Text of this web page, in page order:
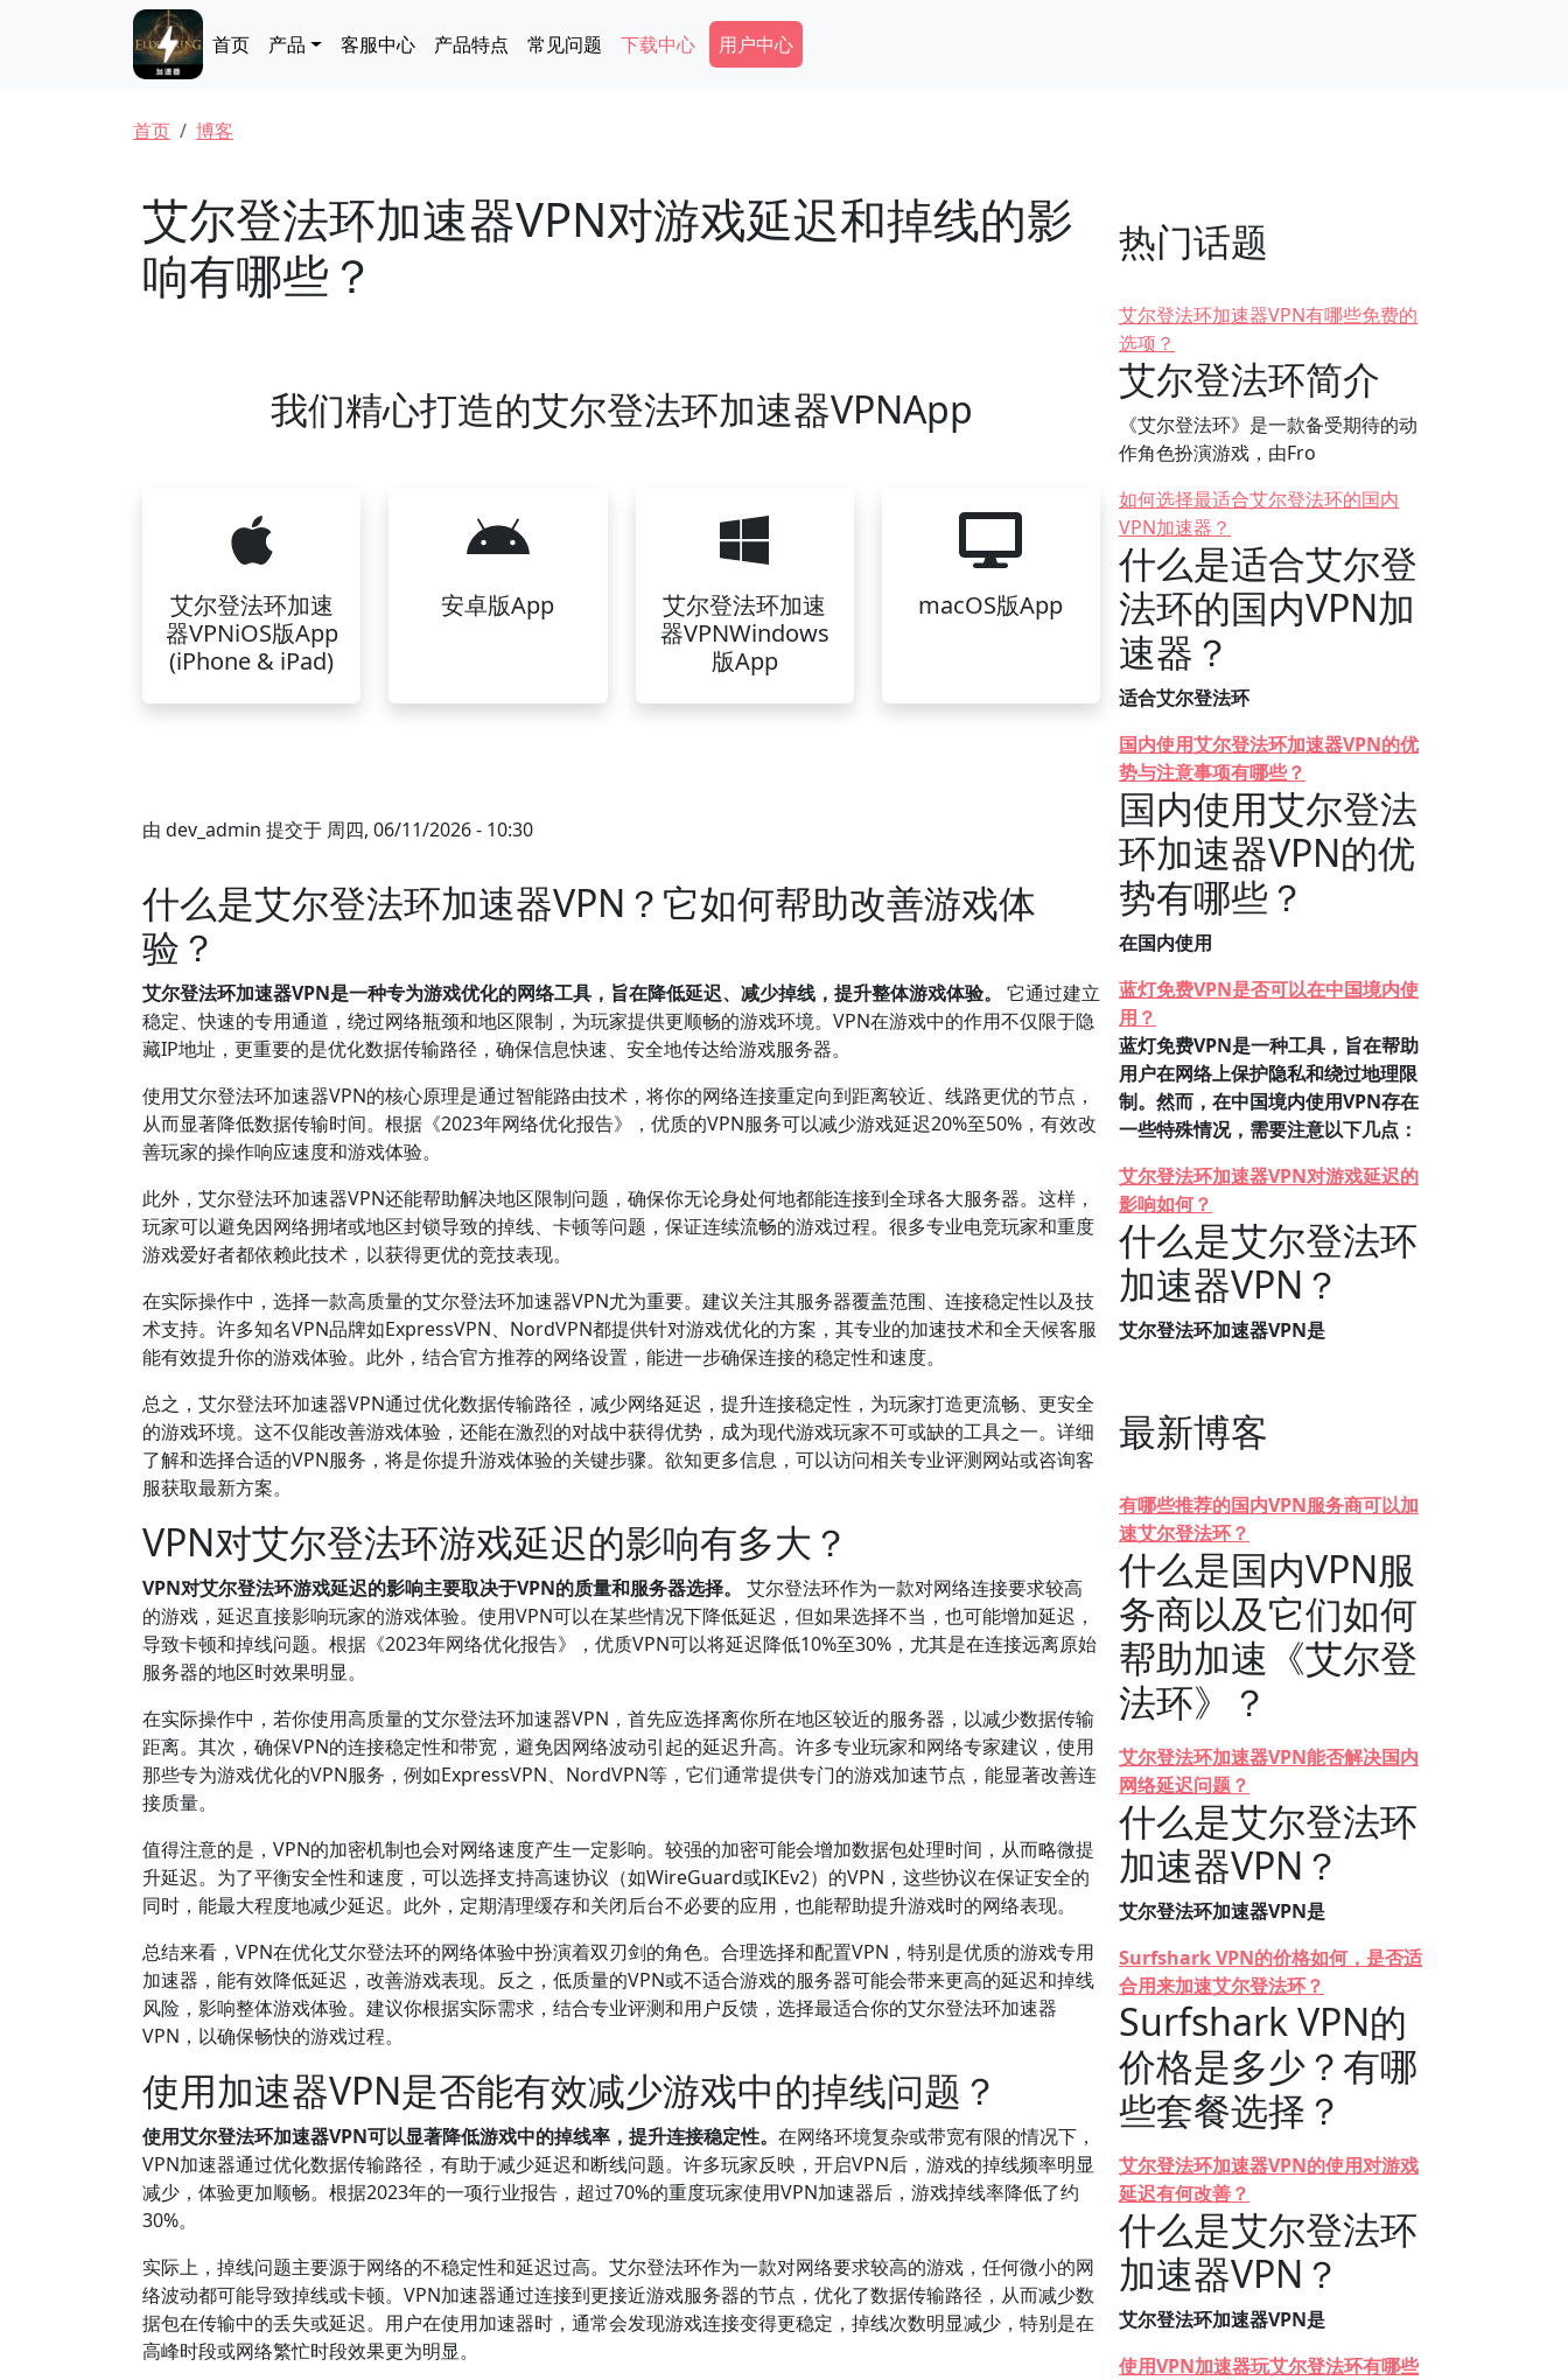
Main navigation
首页 产品 客服中心 产品特点 常见问题 下载中心 Secondary Menu
用户中心
面包屑
首页 博客
艾尔登法环加速器VPN对游戏延迟和掉线的影
响有哪些？
我们精心打造的艾尔登法环加速器VPNApp
艾尔登法环加速
器VPNiOS版App
(iPhone & iPad)
安卓版App
艾尔登法环加速
器VPNWindows
版App
macOS版App
由 dev_admin 提交于 周四, 06/11/2026 - 10:30
什么是艾尔登法环加速器VPN？它如何帮助改善游戏体
验？
艾尔登法环加速器VPN是一种专为游戏优化的网络工具，旨在降低延迟、减少掉线，提升整体游戏体验。
它通过建立
稳定、快速的专用通道，绕过网络瓶颈和地区限制，为玩家提供更顺畅的游戏环境。VPN在游戏中的作用不仅限于隐
藏IP地址，更重要的是优化数据传输路径，确保信息快速、安全地传达给游戏服务器。
使用艾尔登法环加速器VPN的核心原理是通过智能路由技术，将你的网络连接重定向到距离较近、线路更优的节点，
从而显著降低数据传输时间。根据《2023年网络优化报告》，优质的VPN服务可以减少游戏延迟20%至50%，有效改
善玩家的操作响应速度和游戏体验。
此外，艾尔登法环加速器VPN还能帮助解决地区限制问题，确保你无论身处何地都能连接到全球各大服务器。这样，
玩家可以避免因网络拥堵或地区封锁导致的掉线、卡顿等问题，保证连续流畅的游戏过程。很多专业电竞玩家和重度
游戏爱好者都依赖此技术，以获得更优的竞技表现。
在实际操作中，选择一款高质量的艾尔登法环加速器VPN尤为重要。建议关注其服务器覆盖范围、连接稳定性以及技
术支持。许多知名VPN品牌如ExpressVPN、NordVPN都提供针对游戏优化的方案，其专业的加速技术和全天候客服
能有效提升你的游戏体验。此外，结合官方推荐的网络设置，能进一步确保连接的稳定性和速度。
总之，艾尔登法环加速器VPN通过优化数据传输路径，减少网络延迟，提升连接稳定性，为玩家打造更流畅、更安全
的游戏环境。这不仅能改善游戏体验，还能在激烈的对战中获得优势，成为现代游戏玩家不可或缺的工具之一。详细
了解和选择合适的VPN服务，将是你提升游戏体验的关键步骤。欲知更多信息，可以访问相关专业评测网站或咨询客
服获取最新方案。
VPN对艾尔登法环游戏延迟的影响有多大？
VPN对艾尔登法环游戏延迟的影响主要取决于VPN的质量和服务器选择。
艾尔登法环作为一款对网络连接要求较高
的游戏，延迟直接影响玩家的游戏体验。使用VPN可以在某些情况下降低延迟，但如果选择不当，也可能增加延迟，
导致卡顿和掉线问题。根据《2023年网络优化报告》，优质VPN可以将延迟降低10%至30%，尤其是在连接远离原始
服务器的地区时效果明显。
在实际操作中，若你使用高质量的艾尔登法环加速器VPN，首先应选择离你所在地区较近的服务器，以减少数据传输
距离。其次，确保VPN的连接稳定性和带宽，避免因网络波动引起的延迟升高。许多专业玩家和网络专家建议，使用
那些专为游戏优化的VPN服务，例如ExpressVPN、NordVPN等，它们通常提供专门的游戏加速节点，能显著改善连
接质量。
值得注意的是，VPN的加密机制也会对网络速度产生一定影响。较强的加密可能会增加数据包处理时间，从而略微提
升延迟。为了平衡安全性和速度，可以选择支持高速协议（如WireGuard或IKEv2）的VPN，这些协议在保证安全的
同时，能最大程度地减少延迟。此外，定期清理缓存和关闭后台不必要的应用，也能帮助提升游戏时的网络表现。
总结来看，VPN在优化艾尔登法环的网络体验中扮演着双刃剑的角色。合理选择和配置VPN，特别是优质的游戏专用
加速器，能有效降低延迟，改善游戏表现。反之，低质量的VPN或不适合游戏的服务器可能会带来更高的延迟和掉线
风险，影响整体游戏体验。建议你根据实际需求，结合专业评测和用户反馈，选择最适合你的艾尔登法环加速器
VPN，以确保畅快的游戏过程。
使用加速器VPN是否能有效减少游戏中的掉线问题？
使用艾尔登法环加速器VPN可以显著降低游戏中的掉线率，提升连接稳定性。 在网络环境复杂或带宽有限的情况下，
VPN加速器通过优化数据传输路径，有助于减少延迟和断线问题。许多玩家反映，开启VPN后，游戏的掉线频率明显
减少，体验更加顺畅。根据2023年的一项行业报告，超过70%的重度玩家使用VPN加速器后，游戏掉线率降低了约
30%。
实际上，掉线问题主要源于网络的不稳定性和延迟过高。艾尔登法环作为一款对网络要求较高的游戏，任何微小的网
络波动都可能导致掉线或卡顿。VPN加速器通过连接到更接近游戏服务器的节点，优化了数据传输路径，从而减少数
据包在传输中的丢失或延迟。用户在使用加速器时，通常会发现游戏连接变得更稳定，掉线次数明显减少，特别是在
高峰时段或网络繁忙时段效果更为明显。
热门话题
艾尔登法环加速器VPN有哪些免费的
选项？
艾尔登法环简介
《艾尔登法环》是一款备受期待的动
作角色扮演游戏，由Fro
如何选择最适合艾尔登法环的国内
VPN加速器？
什么是适合艾尔登
法环的国内VPN加
速器？
适合艾尔登法环
国内使用艾尔登法环加速器VPN的优
势与注意事项有哪些？
国内使用艾尔登法
环加速器VPN的优
势有哪些？
在国内使用
蓝灯免费VPN是否可以在中国境内使
用？
蓝灯免费VPN是一种工具，旨在帮助
用户在网络上保护隐私和绕过地理限
制。然而，在中国境内使用VPN存在
一些特殊情况，需要注意以下几点：
艾尔登法环加速器VPN对游戏延迟的
影响如何？
什么是艾尔登法环
加速器VPN？
艾尔登法环加速器VPN是
最新博客
有哪些推荐的国内VPN服务商可以加
速艾尔登法环？
什么是国内VPN服
务商以及它们如何
帮助加速《艾尔登
法环》？
艾尔登法环加速器VPN能否解决国内
网络延迟问题？
什么是艾尔登法环
加速器VPN？
艾尔登法环加速器VPN是
Surfshark VPN的价格如何，是否适
合用来加速艾尔登法环？
Surfshark VPN的
价格是多少？有哪
些套餐选择？
艾尔登法环加速器VPN的使用对游戏
延迟有何改善？
什么是艾尔登法环
加速器VPN？
艾尔登法环加速器VPN是
使用VPN加速器玩艾尔登法环有哪些